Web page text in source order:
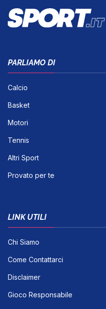
PARLIAMO DI
Calcio
Basket
Motori
Tennis
Altri Sport
Provato per te
LINK UTILI
Chi Siamo
Come Contattarci
Disclaimer
Gioco Responsabile